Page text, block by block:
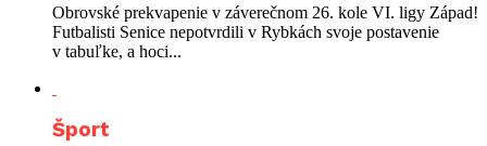
Obrovské prekvapenie v záverečnom 26. kole VI. ligy Západ!
Futbalisti Senice nepotvrdili v Rybkách svoje postavenie
v tabuľke, a hoci...
Šport